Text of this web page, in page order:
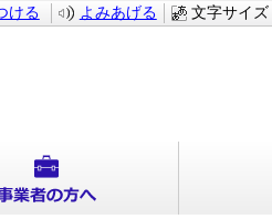
文字サイズ
ける よみあげる